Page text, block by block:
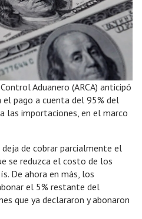
Aduanero (ARCA) anticipó
el pago a cuenta del 95% del
las importaciones, en el marco
de cobrar parcialmente el
se reduzca el costo de los
De ahora en más, los
el 5% restante del
que ya declararon y abonaron